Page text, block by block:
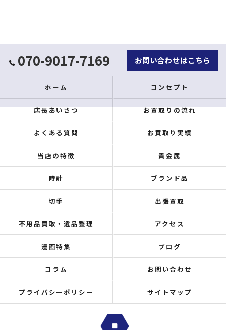
070-9017-7169 お問い合わせはこちら
ホーム コンセプト
店長あいさつ お買取りの流れ
よくある質問 お買取り実績
当店の特徴 貴金属
時計 ブランド品
切手 出張買取
不用品買取・遺品整理 アクセス
漫画特集 ブログ
コラム お問い合わせ
プライバシーポリシー サイトマップ